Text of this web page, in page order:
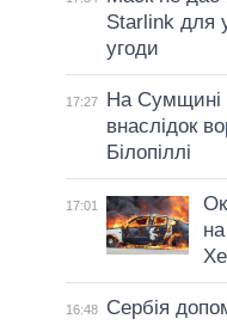
Starlink для
угоди
17:27
На Сумщині
внаслідок
Білопіллі
17:01
16:48
Сербія